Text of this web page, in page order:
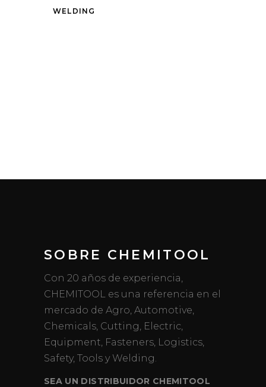
WELDING
SOBRE CHEMITOOL
Con 20 años de experiencia,
CHEMITOOL es una referencia en el
mercado de Agro, Automotive,
Chemicals, Cutting, Electric,
Equipment, Fasteners, Logistics,
Safety, Tools y Welding.
SEA UN DISTRIBUIDOR CHEMITOOL